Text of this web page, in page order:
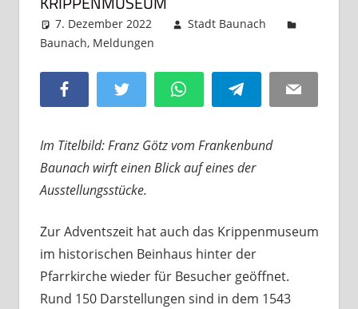
7. Dezember 2022
Stadt Baunach
Baunach, Meldungen
Facebook Twitter WhatsAppTelegram Email
Im Titelbild: Franz Götz vom Frankenbund
Baunach wirft einen Blick auf eines der
Ausstellungsstücke.
Zur Adventszeit hat auch das Krippenmuseum
im historischen Beinhaus hinter der
Pfarrkirche wieder für Besucher geöffnet.
Rund 150 Darstellungen sind in dem 1543